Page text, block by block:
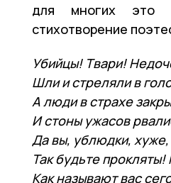
для многих это
стихотворение
Убийцы! Твари!
Шли и стреляли в
А люди в страхе
И стоны ужасов
Да вы, ублюдки,
Так будьте
Как называют вас